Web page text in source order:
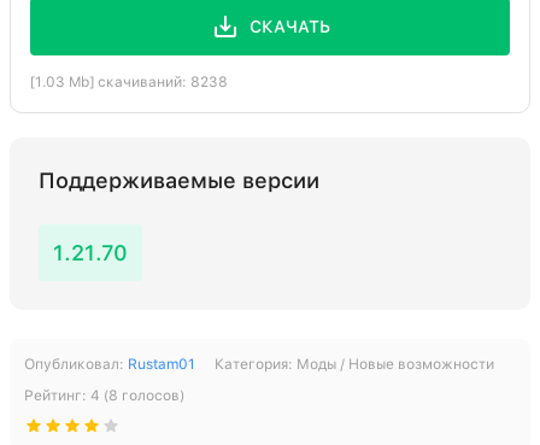
СКАЧАТЬ
[1.03 Mb] скачиваний: 8238
Поддерживаемые версии
1.21.70
Опубликовал: Rustam01 Категория: Моды / Новые возможности
Рейтинг: 4 (8 голосов)